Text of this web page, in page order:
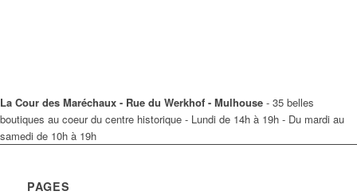
La Cour des Maréchaux - Rue du Werkhof - Mulhouse - 35 belles
boutiques au coeur du centre historique - Lundi de 14h à 19h - Du mardi au
samedi de 10h à 19h
PAGES